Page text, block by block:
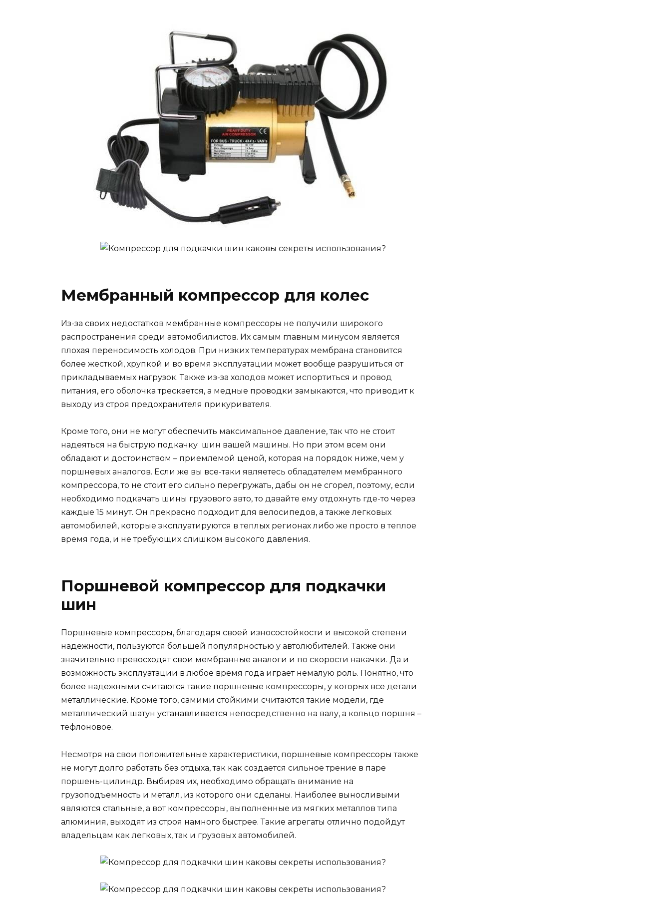
Мембранный компрессор для колес
Из-за своих недостатков мембранные компрессоры не получили широкого
распространения среди автомобилистов. Их самым главным минусом является
плохая переносимость холодов. При низких температурах мембрана становится
более жесткой, хрупкой и во время эксплуатации может вообще разрушиться от
прикладываемых нагрузок. Также из-за холодов может испортиться и провод
питания, его оболочка трескается, а медные проводки замыкаются, что приводит к
выходу из строя предохранителя прикуривателя.
Кроме того, они не могут обеспечить максимальное давление, так что не стоит
надеяться на быструю подкачку шин вашей машины. Но при этом всем они
обладают и достоинством – приемлемой ценой, которая на порядок ниже, чем у
поршневых аналогов. Если же вы все-таки являетесь обладателем мембранного
компрессора, то не стоит его сильно перегружать, дабы он не сгорел, поэтому, если
необходимо подкачать шины грузового авто, то давайте ему отдохнуть где-то через
каждые 15 минут. Он прекрасно подходит для велосипедов, а также легковых
автомобилей, которые эксплуатируются в теплых регионах либо же просто в теплое
время года, и не требующих слишком высокого давления.
Поршневой компрессор для подкачки
шин
Поршневые компрессоры, благодаря своей износостойкости и высокой степени
надежности, пользуются большей популярностью у автолюбителей. Также они
значительно превосходят свои мембранные аналоги и по скорости накачки. Да и
возможность эксплуатации в любое время года играет немалую роль. Понятно, что
более надежными считаются такие поршневые компрессоры, у которых все детали
металлические. Кроме того, самими стойкими считаются такие модели, где
металлический шатун устанавливается непосредственно на валу, а кольцо поршня –
тефлоновое.
Несмотря на свои положительные характеристики, поршневые компрессоры также
не могут долго работать без отдыха, так как создается сильное трение в паре
поршень-цилиндр. Выбирая их, необходимо обращать внимание на
грузоподъемность и металл, из которого они сделаны. Наиболее выносливыми
являются стальные, а вот компрессоры, выполненные из мягких металлов типа
алюминия, выходят из строя намного быстрее. Такие агрегаты отлично подойдут
владельцам как легковых, так и грузовых автомобилей.